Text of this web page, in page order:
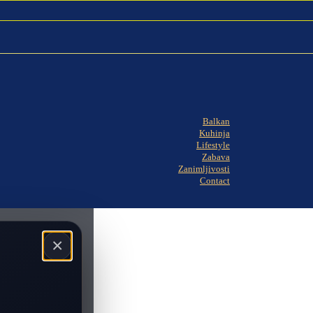
Balkan
Kuhinja
Lifestyle
Zabava
Zanimljivosti
Contact
×